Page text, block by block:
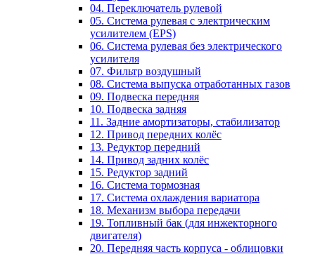
04. Переключатель рулевой
05. Система рулевая с электрическим
усилителем (EPS)
06. Система рулевая без электрического
усилителя
07. Фильтр воздушный
08. Система выпуска отработанных газов
09. Подвеска передняя
10. Подвеска задняя
11. Задние амортизаторы, стабилизатор
12. Привод передних колёс
13. Редуктор передний
14. Привод задних колёс
15. Редуктор задний
16. Система тормозная
17. Система охлаждения вариатора
18. Механизм выбора передачи
19. Топливный бак (для инжекторного
двигателя)
20. Передняя часть корпуса - облицовки